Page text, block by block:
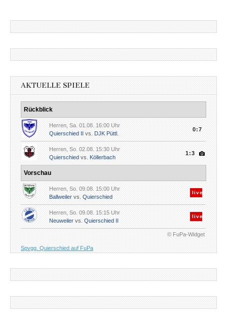
AKTUELLE SPIELE
Rückblick
Herren, Sa. 01.08. 16:00 Uhr
Quierschied II
vs. DJK Püttl.
0:7
Herren, So. 02.08. 15:30 Uhr
Quierschied vs. Köllerbach
1:3
Vorschau
Herren, So. 09.08. 15:00 Uhr
Ballweiler vs. Quierschied
live
Herren, So. 09.08. 15:15 Uhr
Neuweiler vs. Quierschied II
live
© FuPa-Widget
Spvgg. Quierschied auf FuPa